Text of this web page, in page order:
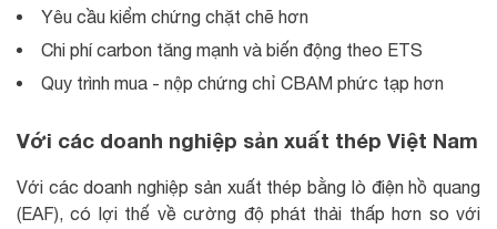
Yêu cầu kiểm chứng chặt chẽ hơn
Chi phí carbon tăng mạnh và biến động theo ETS
Quy trình mua - nộp chứng chỉ CBAM phức tạp hơn
Với các doanh nghiệp sản xuất thép Việt Nam
Với các doanh nghiệp sản xuất thép bằng lò điện hồ quang
(EAF), có lợi thế về cường độ phát thải thấp hơn so với